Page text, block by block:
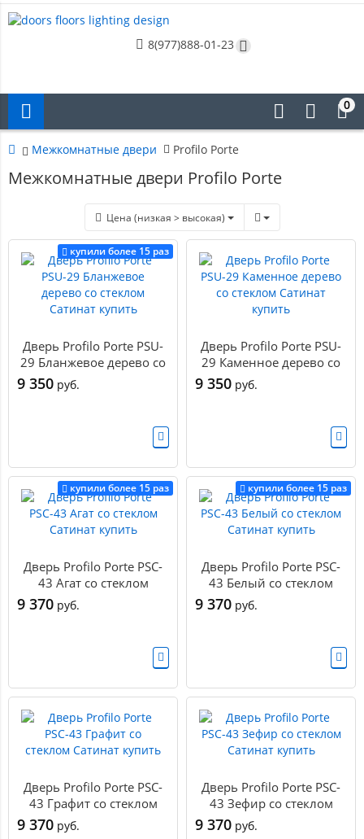
8(977)888-01-23
0
Межкомнатные двери Profilo Porte
Межкомнатные двери Profilo Porte
Цена (низкая > высокая)
купили более 15 раз
Дверь Profilo Porte PSU-
29 Бланжевое дерево со
стеклом Сатинат купить
9 350 руб.
Дверь Profilo Porte PSU-
29 Каменное дерево со
стеклом Сатинат купить
9 350 руб.
купили более 15 раз
Дверь Profilo Porte PSC-
43 Агат со стеклом
Сатинат купить
9 370 руб.
купили более 15 раз
Дверь Profilo Porte PSC-
43 Белый со стеклом
Сатинат купить
9 370 руб.
Дверь Profilo Porte PSC-
43 Графит со стеклом
Сатинат купить
9 370 руб.
Дверь Profilo Porte PSC-
43 Зефир со стеклом
Сатинат купить
9 370 руб.